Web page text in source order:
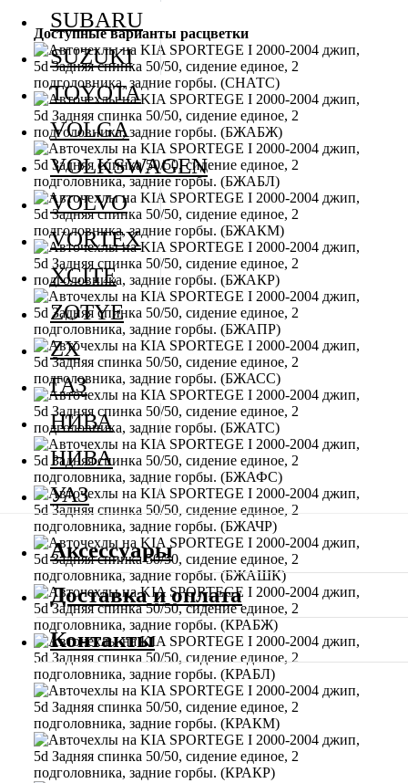
Доступные варианты расцветки
SUBARU
SUZUKI
TOYOTA
VOLGA
VOLKSWAGEN
VOLVO
VORTEX
XCITE
ZOTYE
ZX
ГАЗ
НИВА
НИВА
УАЗ
Аксессуары
Доставка и оплата
Контакты